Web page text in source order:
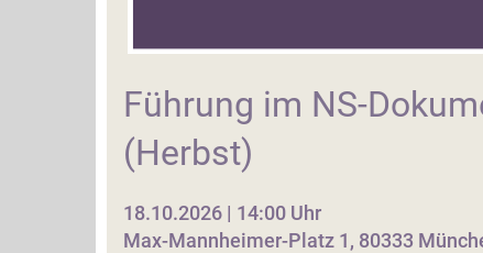
Führung im NS-
(Herbst)
18.10.2026 | 14:00 Uhr
Max-Mannheimer-Platz 1, 80333